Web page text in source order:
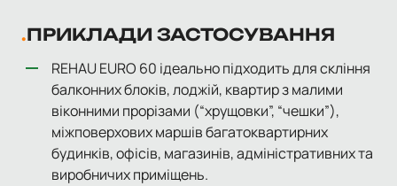
ПРИКЛАДИ ЗАСТОСУВАННЯ
REHAU EURO 60 ідеально підходить для скління
балконних блоків, лоджій, квартир з малими
віконними прорізами (“хрущовки”, “чешки”),
міжповерхових маршів багатоквартирних
будинків, офісів, магазинів, адміністративних та
виробничих приміщень.